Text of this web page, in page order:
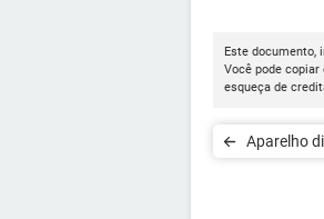
Este documento,
Você pode
esqueça de
Aparelho